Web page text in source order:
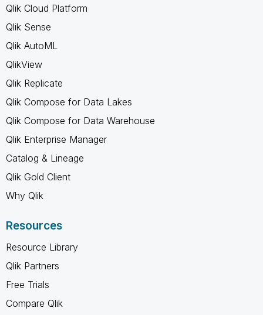
Qlik Cloud Platform
Qlik Sense
Qlik AutoML
QlikView
Qlik Replicate
Qlik Compose for Data Lakes
Qlik Compose for Data Warehouse
Qlik Enterprise Manager
Catalog & Lineage
Qlik Gold Client
Why Qlik
Resources
Resource Library
Qlik Partners
Free Trials
Compare Qlik